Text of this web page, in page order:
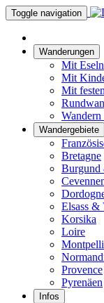
Toggle navigation
Wanderungen
Mit Eseln
Mit
Mit
Wandergebiete
Bretagne
Burgund
Elsass &
Korsika
Loire
Provence
Pyrenäen
Infos